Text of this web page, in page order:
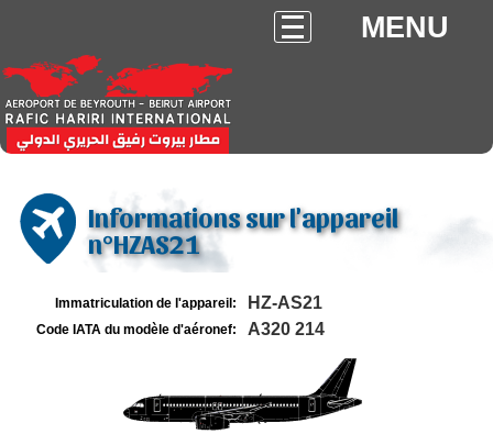
MENU
Informations sur l'appareil
n°HZAS21
Immatriculation de l'appareil: HZ-AS21
Code IATA du modèle d'aéronef: A320 214